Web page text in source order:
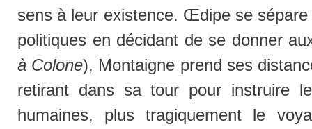
sens à leur existence. Œdipe se
politiques en décidant de se donner
à Colone), Montaigne prend ses
retirant dans sa tour pour instruire
humaines, plus tragiquement le